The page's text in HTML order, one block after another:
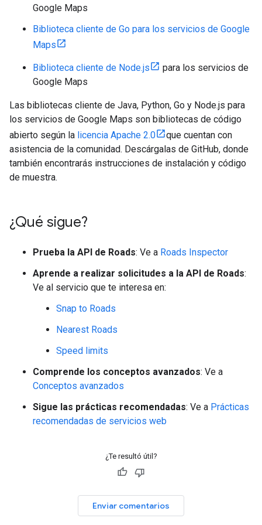
Google Maps
Biblioteca cliente de Go para los servicios de Google
Maps
Biblioteca cliente de Node.js
para los servicios de
Google Maps
Las bibliotecas cliente de Java, Python, Go y Node.js para
los servicios de Google Maps son bibliotecas de código
abierto según la licencia Apache 2.0
que cuentan con
asistencia de la comunidad. Descárgalas de GitHub, donde
también encontrarás instrucciones de instalación y código
de muestra.
¿Qué sigue?
Prueba la API de Roads: Ve a Roads Inspector
Aprende a realizar solicitudes a la API de Roads:
Ve al servicio que te interesa en:
Snap to Roads
Nearest Roads
Speed limits
Comprende los conceptos avanzados: Ve a
Conceptos avanzados
Sigue las prácticas recomendadas: Ve a Prácticas
recomendadas de servicios web
¿Te resultó útil?
Enviar comentarios